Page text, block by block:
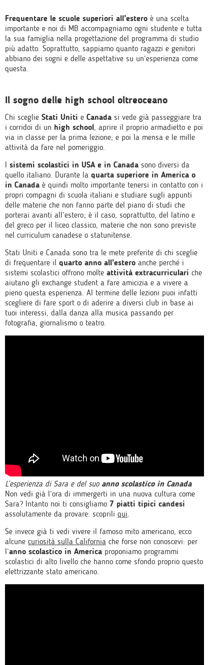
Frequentare le scuole superiori all’estero è una scelta
importante e noi di MB accompagniamo ogni studente e tutta
la sua famiglia nella progettazione del programma di studio
più adatto. Soprattutto, sappiamo quanto ragazzi e genitori
abbiano dei sogni e delle aspettative su un’esperienza come
questa.
Il sogno delle high school oltreoceano
Chi sceglie Stati Uniti e Canada si vede già passeggiare tra
i corridoi di un high school, aprire il proprio armadietto e poi
via in classe per la prima lezione; e poi la mensa e le mille
attività da fare nel pomeriggio.
I sistemi scolastici in USA e in Canada sono diversi da
quello italiano. Durante la quarta superiore in America o
in Canada è quindi molto importante tenersi in contatto con i
propri compagni di scuola italiani e studiare sugli appunti
delle materie che non fanno parte del piano di studi che
porterai avanti all’estero; è il caso, soprattutto, del latino e
del greco per il liceo classico, materie che non sono previste
nel curriculum canadese o statunitense.
Stati Uniti e Canada sono tra le mete preferite di chi sceglie
di frequentare il quarto anno all’estero anche perché i
sistemi scolastici offrono molte attività extracurriculari che
aiutano gli exchange student a fare amicizia e a vivere a
pieno questa esperienza. Al termine delle lezioni puoi infatti
scegliere di fare sport o di aderire a diversi club in base ai
tuoi interessi, dalla danza alla musica passando per
fotografia, giornalismo o teatro.
L’esperienza di Sara e del suo anno scolastico in Canada
Non vedi già l’ora di immergerti in una nuova cultura come
Sara? Intanto noi ti consigliamo 7 piatti tipici candesi
assolutamente da provare: scoprili qui.
Se invece già ti vedi vivere il famoso mito americano, ecco
alcune curiosità sulla California che forse non conoscevi: per
l’anno scolastico in America proponiamo programmi
scolastici di alto livello che hanno come sfondo proprio questo
elettrizzante stato americano.